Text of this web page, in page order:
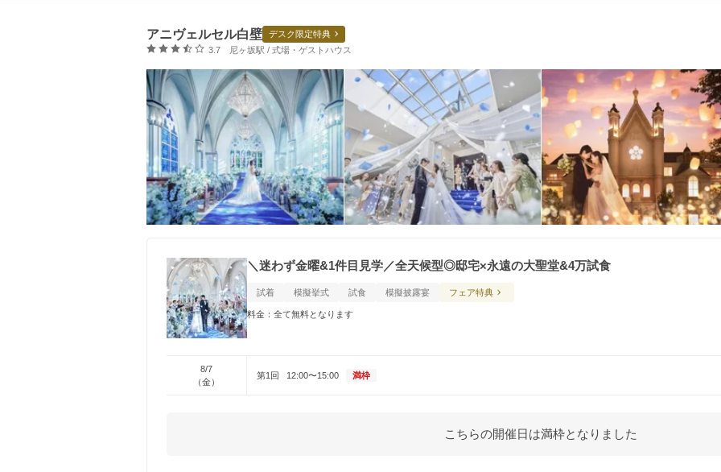
アニヴェルセル白壁
デスク限定特典
口コミ評価
3.7 尼ヶ坂駅 / 式場・ゲストハウス
＼迷わず金曜&1件目見学／全天候型◎邸宅×永遠の大聖堂&4万試食
試着 模擬挙式 試食 模擬披露宴 フェア特典
料金：全て無料となります
8/7
（金）
第1回 12:00〜15:00 満枠
こちらの開催日は満枠となりました